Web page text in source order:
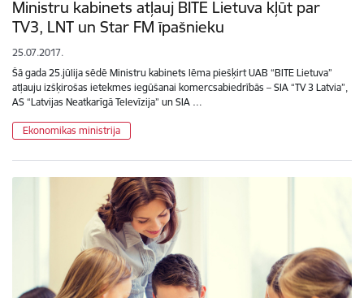
Ministru kabinets atļauj BITE Lietuva kļūt par
TV3, LNT un Star FM īpašnieku
25.07.2017.
Šā gada 25.jūlija sēdē Ministru kabinets lēma piešķirt UAB “BITE Lietuva”
atļauju izšķirošas ietekmes iegūšanai komercsabiedrībās – SIA “TV 3 Latvia”,
AS “Latvijas Neatkarīgā Televīzija” un SIA …
Ekonomikas ministrija